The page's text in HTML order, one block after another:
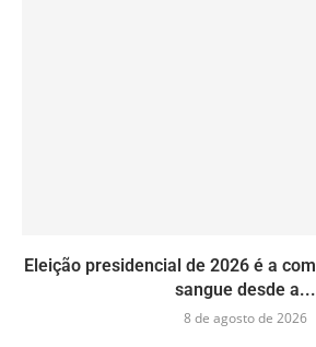
Eleição presidencial de 2026 é a
sangue desde a...
8 de agosto de 2026